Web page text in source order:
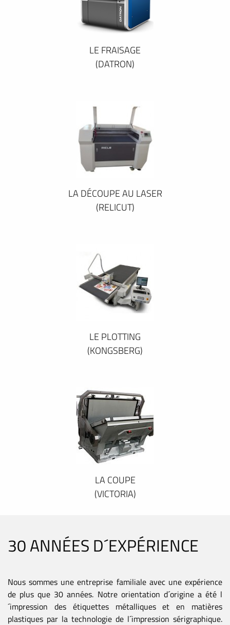
LE FRAISAGE
(DATRON)
LA DÉCOUPE AU LASER
(RELICUT)
LE PLOTTING
(KONGSBERG)
LA COUPE
(VICTORIA)
30 ANNÉES D´EXPÉRIENCE
Nous sommes une entreprise familiale avec une expérience
de plus que 30 années. Notre orientation d´origine a été l
´impression des étiquettes métalliques et en matières
plastiques par la technologie de l´impression sérigraphique.